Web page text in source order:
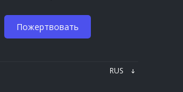
Пожертвовать